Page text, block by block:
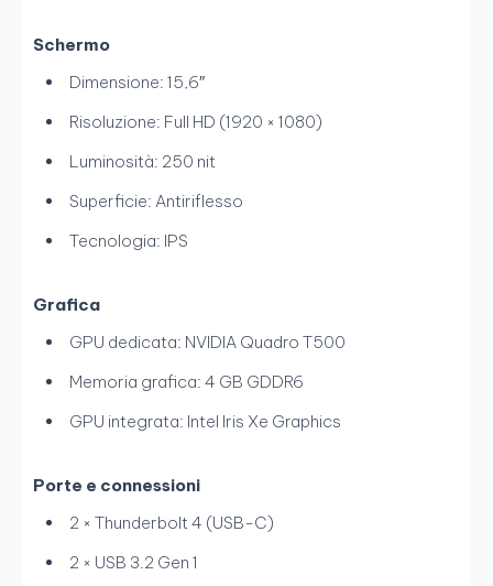
Schermo
Dimensione: 15,6″
Risoluzione: Full HD (1920 × 1080)
Luminosità: 250 nit
Superficie: Antiriflesso
Tecnologia: IPS
Grafica
GPU dedicata: NVIDIA Quadro T500
Memoria grafica: 4 GB GDDR6
GPU integrata: Intel Iris Xe Graphics
Porte e connessioni
2 × Thunderbolt 4 (USB-C)
2 × USB 3.2 Gen 1